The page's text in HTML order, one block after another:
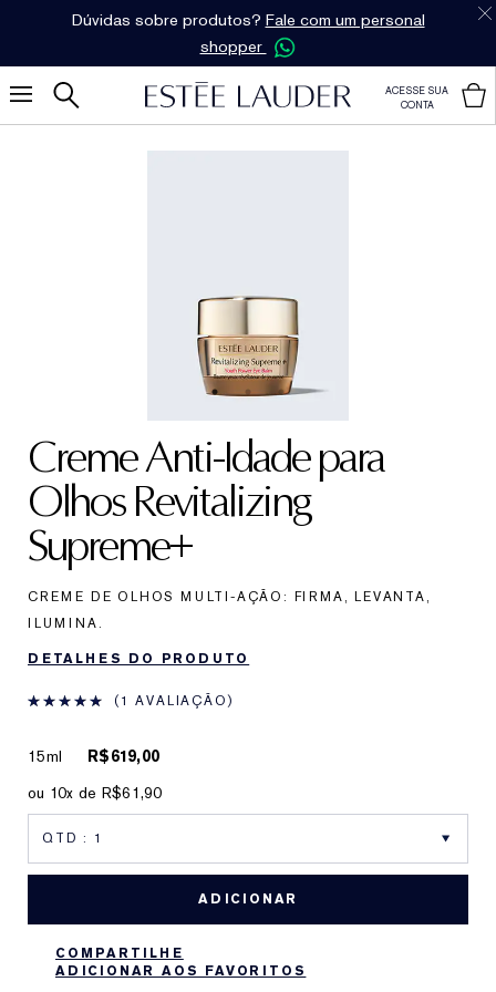
Dúvidas sobre produtos? Fale com um personal
shopper
ACESSE SUA
CONTA
Creme Anti-Idade para
Olhos Revitalizing
Supreme+
CREME DE OLHOS MULTI-AÇÃO: FIRMA, LEVANTA,
ILUMINA.
DETALHES DO PRODUTO
1 AVALIAÇÃO
15ml
R$619,00
ou 10x de R$61,90
ADICIONAR
COMPARTILHE
ADICIONAR AOS FAVORITOS